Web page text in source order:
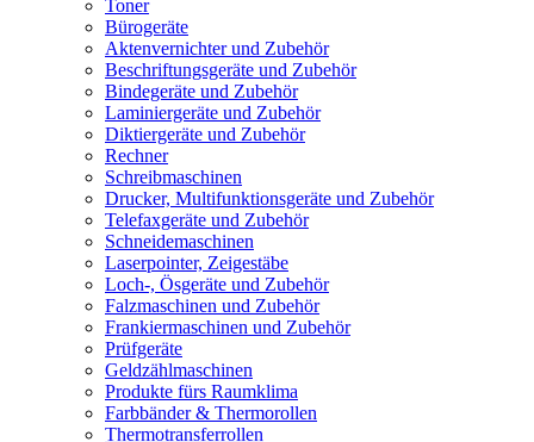
Toner
Bürogeräte
Aktenvernichter und Zubehör
Beschriftungsgeräte und Zubehör
Bindegeräte und Zubehör
Laminiergeräte und Zubehör
Diktiergeräte und Zubehör
Rechner
Schreibmaschinen
Drucker, Multifunktionsgeräte und Zubehör
Telefaxgeräte und Zubehör
Schneidemaschinen
Laserpointer, Zeigestäbe
Loch-, Ösgeräte und Zubehör
Falzmaschinen und Zubehör
Frankiermaschinen und Zubehör
Prüfgeräte
Geldzählmaschinen
Produkte fürs Raumklima
Farbbänder & Thermorollen
Thermotransferrollen